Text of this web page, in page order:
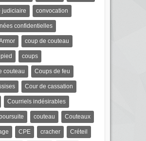
judiciaire convocation
confidentielles
coup de couteau
coups
couteau Coups de feu
Cour de cassation
Courriels indésirables
couteau Couteaux
CPE cracher Créteil